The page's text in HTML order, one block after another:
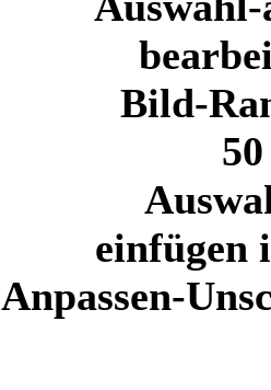
Bild-
einfügen
Anpassen-